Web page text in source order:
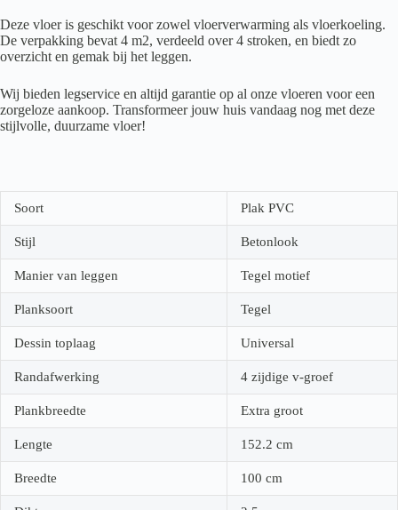
Deze vloer is geschikt voor zowel vloerverwarming als vloerkoeling.
De verpakking bevat 4 m2, verdeeld over 4 stroken, en biedt zo
overzicht en gemak bij het leggen.
Wij bieden legservice en altijd garantie op al onze vloeren voor een
zorgeloze aankoop. Transformeer jouw huis vandaag nog met deze
stijlvolle, duurzame vloer!
Soort Plak PVC
Stijl Betonlook
Manier van leggen Tegel motief
Planksoort Tegel
Dessin toplaag Universal
Randafwerking 4 zijdige v-groef
Plankbreedte Extra groot
Lengte 152.2 cm
Breedte 100 cm